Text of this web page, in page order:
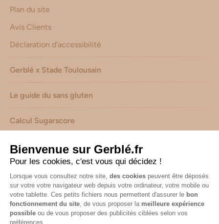
Plan du site
Avis Clients
Déclaration d’accessibilité
Gerblé x Stade Toulousain
Le guide du sans gluten
Calcul Sugarscore
Suivez-nous sur les réseaux !